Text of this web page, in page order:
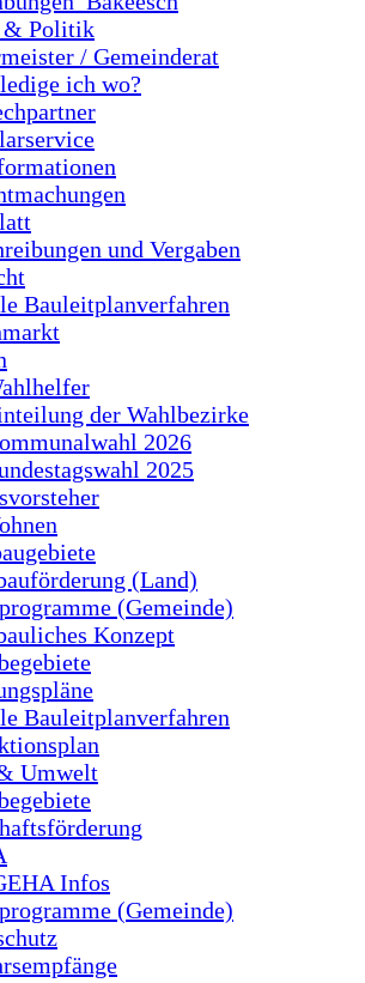
& Politik
/ Gemeinderat
ich wo?
und Vergaben
Bauleitplanverfahren
der Wahlbezirke
2026
2025
(Land)
(Gemeinde)
Konzept
Bauleitplanverfahren
Umwelt
Infos
(Gemeinde)